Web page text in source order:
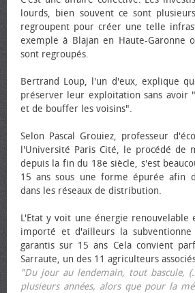
lourds, bien souvent ce sont
regroupent pour créer une telle
exemple à Blajan en Haute-Garonne
sont regroupés.
Bertrand Loup, l'un d'eux, explique
préserver leur exploitation sans avoir
et de bouffer les voisins".
Selon Pascal Grouiez, professeur
l'Université Paris Cité, le procédé de
depuis la fin du 18e siècle, s'est
15 ans sous une forme épurée afin
dans les réseaux de distribution.
L'Etat y voit une énergie renouvelable
importé et d'ailleurs la
garantis sur 15 ans Cela convient
Sarraute, un des 11 agriculteurs
"Du jour au lendemain, tout bascule,
plusieurs années, alors que pour la